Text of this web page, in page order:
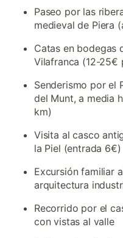
Paseo por las
medieval de Piera
Catas en bodegas
Vilafranca (12-25€
Senderismo por el
del Munt, a media
km)
Visita al casco
la Piel (entrada 6€)
Excursión familiar
arquitectura
Recorrido por el
con vistas al valle